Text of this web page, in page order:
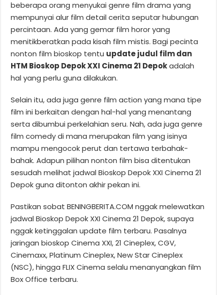
beberapa orang menyukai genre film drama yang
mempunyai alur film detail cerita seputar hubungan
percintaan. Ada yang gemar film horor yang
menitikberatkan pada kisah film mistis. Bagi pecinta
nonton film bioskop tentu update judul film dan
HTM Bioskop Depok XXI Cinema 21 Depokadalah
hal yang perlu guna dilakukan.
Selain itu, ada juga genre film action yang mana tipe
film ini berkaitan dengan hal-hal yang menantang
serta dibumbui perkelahian seru. Nah, ada juga genre
film comedy di mana merupakan film yang isinya
mampu mengocok perut dan tertawa terbahak-
bahak. Adapun pilihan nonton film bisa ditentukan
sesudah melihat jadwal Bioskop Depok XXI Cinema 21
Depok guna ditonton akhir pekan ini.
Pastikan sobat BENINGBERITA.COM nggak melewatkan
jadwal Bioskop Depok XXI Cinema 21 Depok, supaya
nggak ketinggalan update film terbaru. Pasalnya
jaringan bioskop Cinema XXI, 21 Cineplex, CGV,
Cinemaxx, Platinum Cineplex, New Star Cineplex
(NSC), hingga FLIX Cinema selalu menanyangkan film
Box Office terbaru.